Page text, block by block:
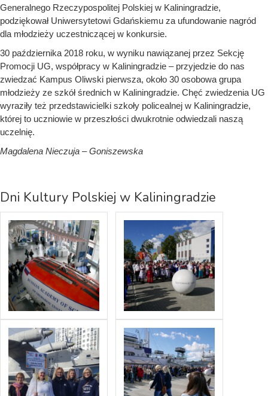
Generalnego Rzeczypospolitej Polskiej w Kaliningradzie,
podziękował Uniwersytetowi Gdańskiemu za ufundowanie nagród
dla młodzieży uczestniczącej w konkursie.
30 października 2018 roku, w wyniku nawiązanej przez Sekcję
Promocji UG, współpracy w Kaliningradzie – przyjedzie do nas
zwiedzać Kampus Oliwski pierwsza, około 30 osobowa grupa
młodzieży ze szkół średnich w Kaliningradzie. Chęć zwiedzenia UG
wyraziły też przedstawicielki szkoły policealnej w Kaliningradzie,
której to uczniowie w przeszłości dwukrotnie odwiedzali naszą
uczelnię.
Magdalena Nieczuja – Goniszewska
Dni Kultury Polskiej w Kaliningradzie